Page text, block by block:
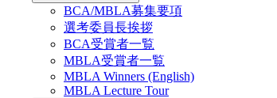
BCA/MBLA募集要項
選考委員長挨拶
BCA受賞者⼀覧
MBLA受賞者一覧
MBLA Winners (English)
MBLA Lecture Tour
「研究するヒン